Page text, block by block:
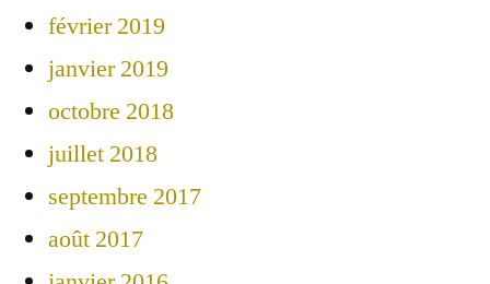
février 2019
janvier 2019
octobre 2018
juillet 2018
septembre 2017
août 2017